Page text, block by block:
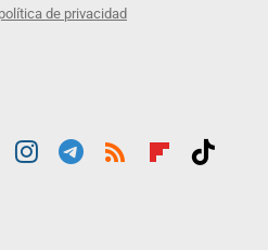
política de privacidad